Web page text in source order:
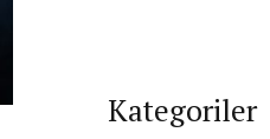
Kategoriler